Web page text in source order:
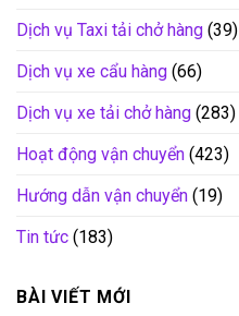
Dịch vụ Taxi tải chở hàng (39)
Dịch vụ xe cẩu hàng (66)
Dịch vụ xe tải chở hàng (283)
Hoạt động vận chuyển (423)
Hướng dẫn vận chuyển (19)
Tin tức (183)
BÀI VIẾT MỚI